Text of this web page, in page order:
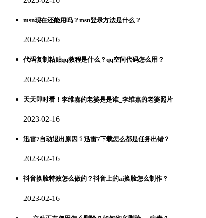
msn现在还能用吗？msn登录方法是什么？
2023-02-16
代码复制粘贴qq教程是什么？qq空间代码怎么用？
2023-02-16
天天即时看！李维嘉的老婆是是谁_李维嘉的老婆照片
2023-02-16
迅雷7自动退出原因？迅雷7下载怎么都是任务出错？
2023-02-16
抖音换脸特效怎么做的？抖音上的ai换脸怎么制作？
2023-02-16